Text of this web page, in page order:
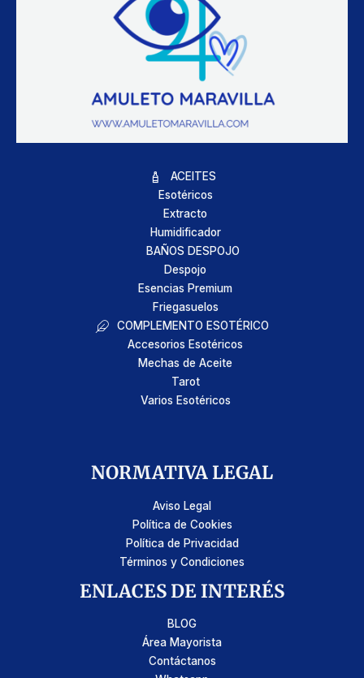
ACEITES
Esotéricos
Extracto
Humidificador
BAÑOS DESPOJO
Despojo
Esencias Premium
Friegasuelos
COMPLEMENTO ESOTÉRICO
Accesorios Esotéricos
Mechas de Aceite
Tarot
Varios Esotéricos
NORMATIVA LEGAL
Aviso Legal
Política de Cookies
Política de Privacidad
Términos y Condiciones
ENLACES DE INTERÉS
BLOG
Área Mayorista
Contáctanos